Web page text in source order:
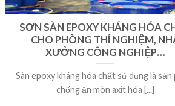
SƠN SÀN EPOXY KHÁNG HÓA
CHO PHÒNG THÍ NGHIỆM,
XƯỞNG CÔNG NGHIỆP…
Sàn epoxy kháng hóa chất sử dụng là sản
chống ăn mòn axit hóa [...]